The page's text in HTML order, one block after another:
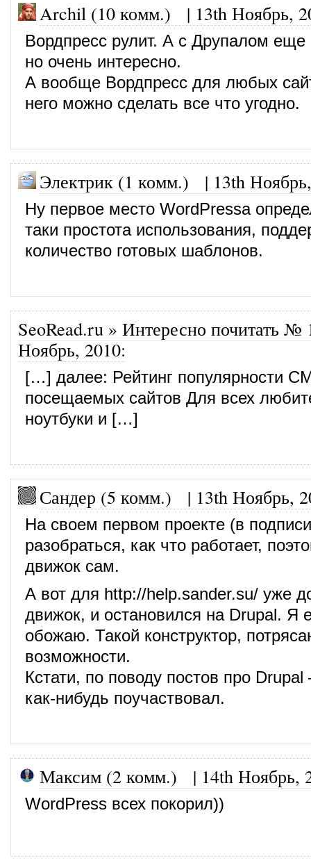
Archil (10 комм.) | 13th Ноябрь,
Вордпресс рулит. А с Друпалом еще
но очень интересно.
А вообще Вордпресс для любых
него можно сделать все что угодно.
Электрик (1 комм.) | 13th
Ну первое место WordPressа
таки простота использования,
количество готовых шаблонов.
SeoRead.ru » Интересно почитать №
Ноябрь, 2010:
[…] далее: Рейтинг популярности
посещаемых сайтов Для всех
ноутбуки и […]
Сандер (5 комм.) | 13th Ноябрь,
На своем первом проекте (в
разобраться, как что работает,
движок сам.
А вот для http://help.sander.su/ уже
движок, и остановился на Drupal. Я
обожаю. Такой конструктор,
возможности.
Кстати, по поводу постов про
как-нибудь поучаствовал.
Максим (2 комм.) | 14th Ноябрь,
WordPress всех покорил))